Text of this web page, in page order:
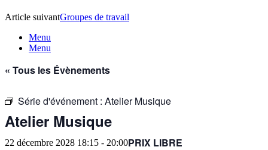
Article suivantGroupes de travail
Menu
Menu
« Tous les Évènements
Série d'événement : Atelier Musique
Atelier Musique
22 décembre 2028 18:15 - 20:00PRIX LIBRE